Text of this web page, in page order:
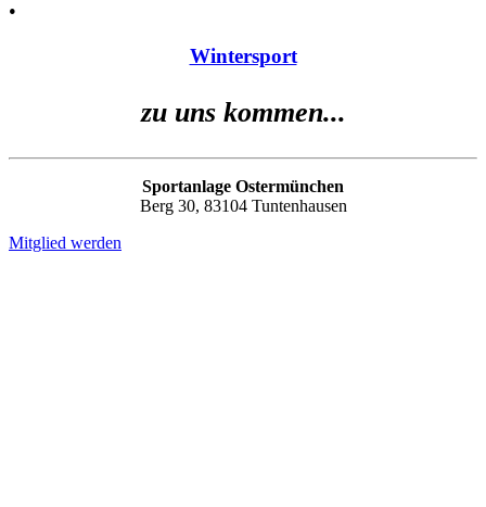
•
Wintersport
zu uns kommen...
Sportanlage Ostermünchen
Berg 30, 83104 Tuntenhausen
Mitglied werden